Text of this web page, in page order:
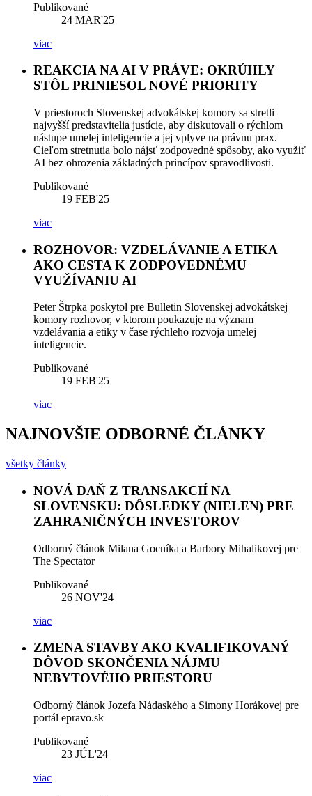
Publikované
24 MAR'25
viac
REAKCIA NA AI V PRÁVE: OKRÚHLY
STÔL PRINIESOL NOVÉ PRIORITY
V priestoroch Slovenskej advokátskej komory sa stretli
najvyšší predstavitelia justície, aby diskutovali o rýchlom
nástupe umelej inteligencie a jej vplyve na právnu prax.
Cieľom stretnutia bolo nájsť zodpovedné spôsoby, ako využiť
AI bez ohrozenia základných princípov spravodlivosti.
Publikované
19 FEB'25
viac
ROZHOVOR: VZDELÁVANIE A ETIKA
AKO CESTA K ZODPOVEDNÉMU
VYUŽÍVANIU AI
Peter Štrpka poskytol pre Bulletin Slovenskej advokátskej
komory rozhovor, v ktorom poukazuje na význam
vzdelávania a etiky v čase rýchleho rozvoja umelej
inteligencie.
Publikované
19 FEB'25
viac
NAJNOVŠIE ODBORNÉ ČLÁNKY
všetky články
NOVÁ DAŇ Z TRANSAKCIÍ NA
SLOVENSKU: DÔSLEDKY (NIELEN) PRE
ZAHRANIČNÝCH INVESTOROV
Odborný článok Milana Gocníka a Barbory Mihalikovej pre
The Spectator
Publikované
26 NOV'24
viac
ZMENA STAVBY AKO KVALIFIKOVANÝ
DÔVOD SKONČENIA NÁJMU
NEBYTOVÉHO PRIESTORU
Odborný článok Jozefa Nádaského a Simony Horákovej pre
portál epravo.sk
Publikované
23 JÚL'24
viac